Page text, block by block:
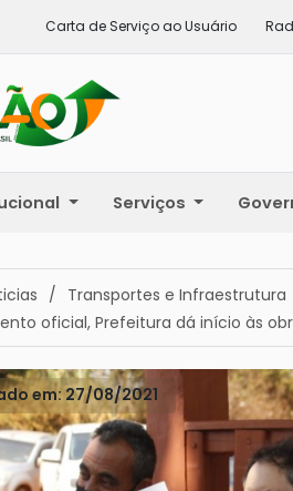
Carta de Serviço ao Usuário
Serviços
/ Transportes e Infraestrutura
oficial, Prefeitura dá início às
em: 27/08/2021